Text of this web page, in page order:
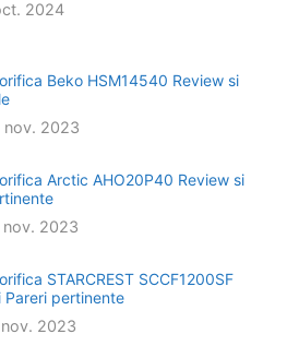
2024
Beko HSM14540 Review si
nov. 2023
Arctic AHO20P40 Review si
nov. 2023
STARCREST SCCF1200SF
Pareri pertinente
2023